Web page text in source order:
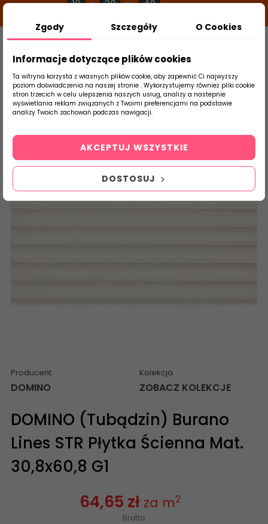
19 g 38 m 40 s
Szukaj
produktu
Strona Główna Płytki Łazienkowe
Producent
DOMINO
Kolekcja
ZOBACZ KOLEKCJE
DOMINO (Tubądzin) Burano
Lines STR Płytka Ścienna Mat.
30,8x60,8 G1
64,65 zł za m2
Brutto
Zgody Szczegóły O Cookies
Informacje dotyczące plików cookies
Ta witryna korzysta z własnych plików cookie, aby zapewnić Ci najwyższy
poziom doświadczenia na naszej stronie . Wykorzystujemy również pliki cookie
stron trzecich w celu ulepszenia naszych usług, analizy a nastepnie
wyświetlania reklam związanych z Twoimi preferencjami na podstawie
analizy Twoich zachowań podczas nawigacji.
DOSTOSUJ
AKCEPTUJ WSZYSTKIE